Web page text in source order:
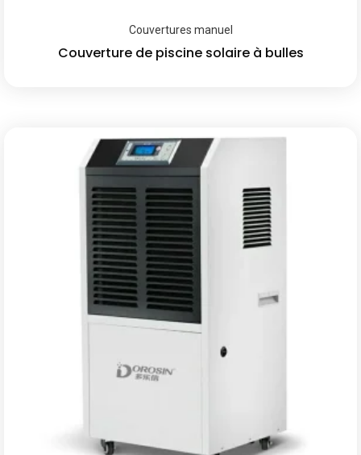
Couvertures manuel
Couverture de piscine solaire à bulles